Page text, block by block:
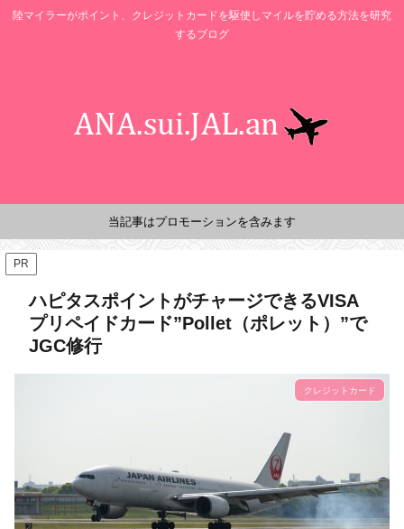
陸マイラーがポイント、クレジットカードを駆使しマイルを貯める方法を研究
するブログ
当記事はプロモーションを含みます
PR
ハピタスポイントがチャージできるVISA
プリペイドカード”Pollet（ポレット）”で
JGC修行
クレジットカード